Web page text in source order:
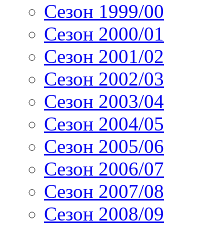
Сезон 1999/00
Сезон 2000/01
Сезон 2001/02
Сезон 2002/03
Сезон 2003/04
Сезон 2004/05
Сезон 2005/06
Сезон 2006/07
Сезон 2007/08
Сезон 2008/09